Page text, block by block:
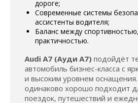
дороге;
Современные системы
ассистенты водителя;
Баланс между
практичностью.
Audi A7 (Ауди А7) подойдёт
автомобиль бизнес-класса с
и высоким уровнем
одинаково хорошо подходит
поездок, путешествий и